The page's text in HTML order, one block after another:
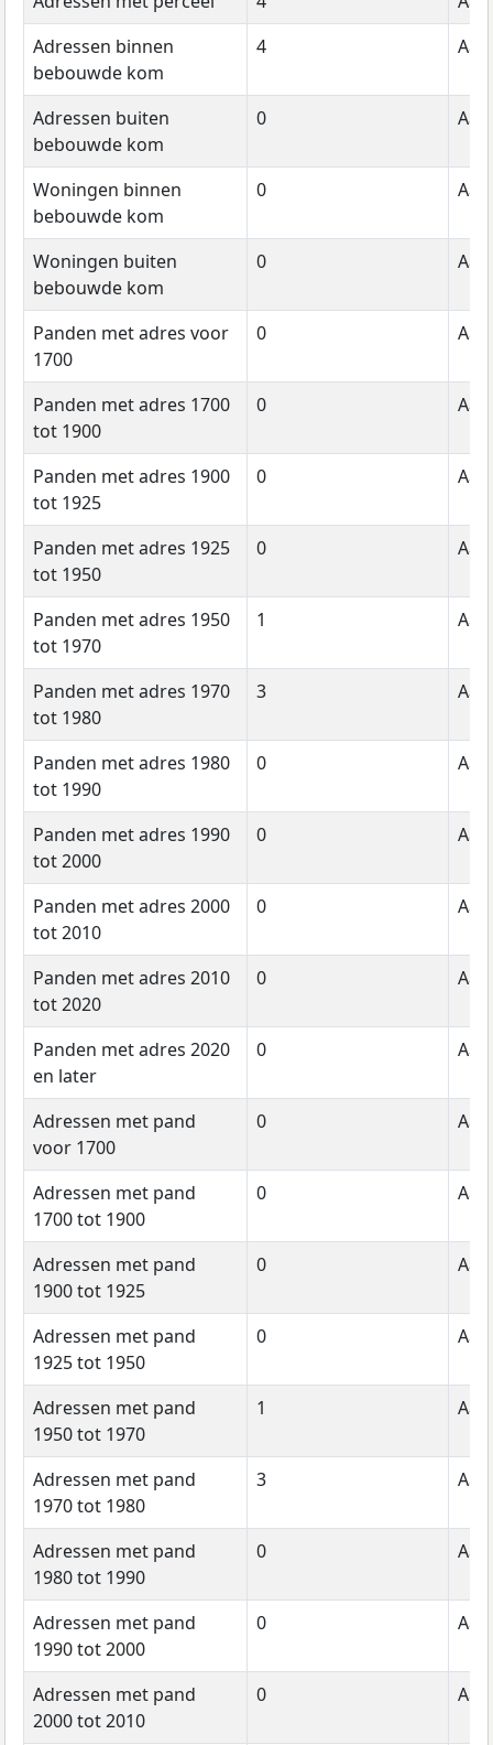
Adressen binnen
bebouwde kom
4
Adressen buiten
bebouwde kom
0
Woningen binnen
bebouwde kom
0
Woningen buiten
bebouwde kom
0
Panden met adres voor
1700
0
Panden met adres 1700
tot 1900
0
Panden met adres 1900
tot 1925
0
Panden met adres 1925
tot 1950
0
Panden met adres 1950
tot 1970
1
Panden met adres 1970
tot 1980
3
Panden met adres 1980
tot 1990
0
Panden met adres 1990
tot 2000
0
Panden met adres 2000
tot 2010
0
Panden met adres 2010
tot 2020
0
Panden met adres 2020
en later
0
Adressen met pand
voor 1700
0
Adressen met pand
1700 tot 1900
0
Adressen met pand
1900 tot 1925
0
Adressen met pand
1925 tot 1950
0
Adressen met pand
1950 tot 1970
1
Adressen met pand
1970 tot 1980
3
Adressen met pand
1980 tot 1990
0
Adressen met pand
1990 tot 2000
0
Adressen met pand
2000 tot 2010
0